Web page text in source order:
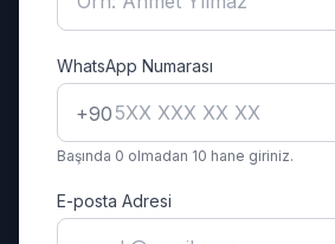
WhatsApp Numarası
+90
Başında 0 olmadan 10 hane giriniz.
E-posta Adresi